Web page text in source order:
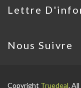
Lettre
Nous Suivre
Copyright Truedeal.